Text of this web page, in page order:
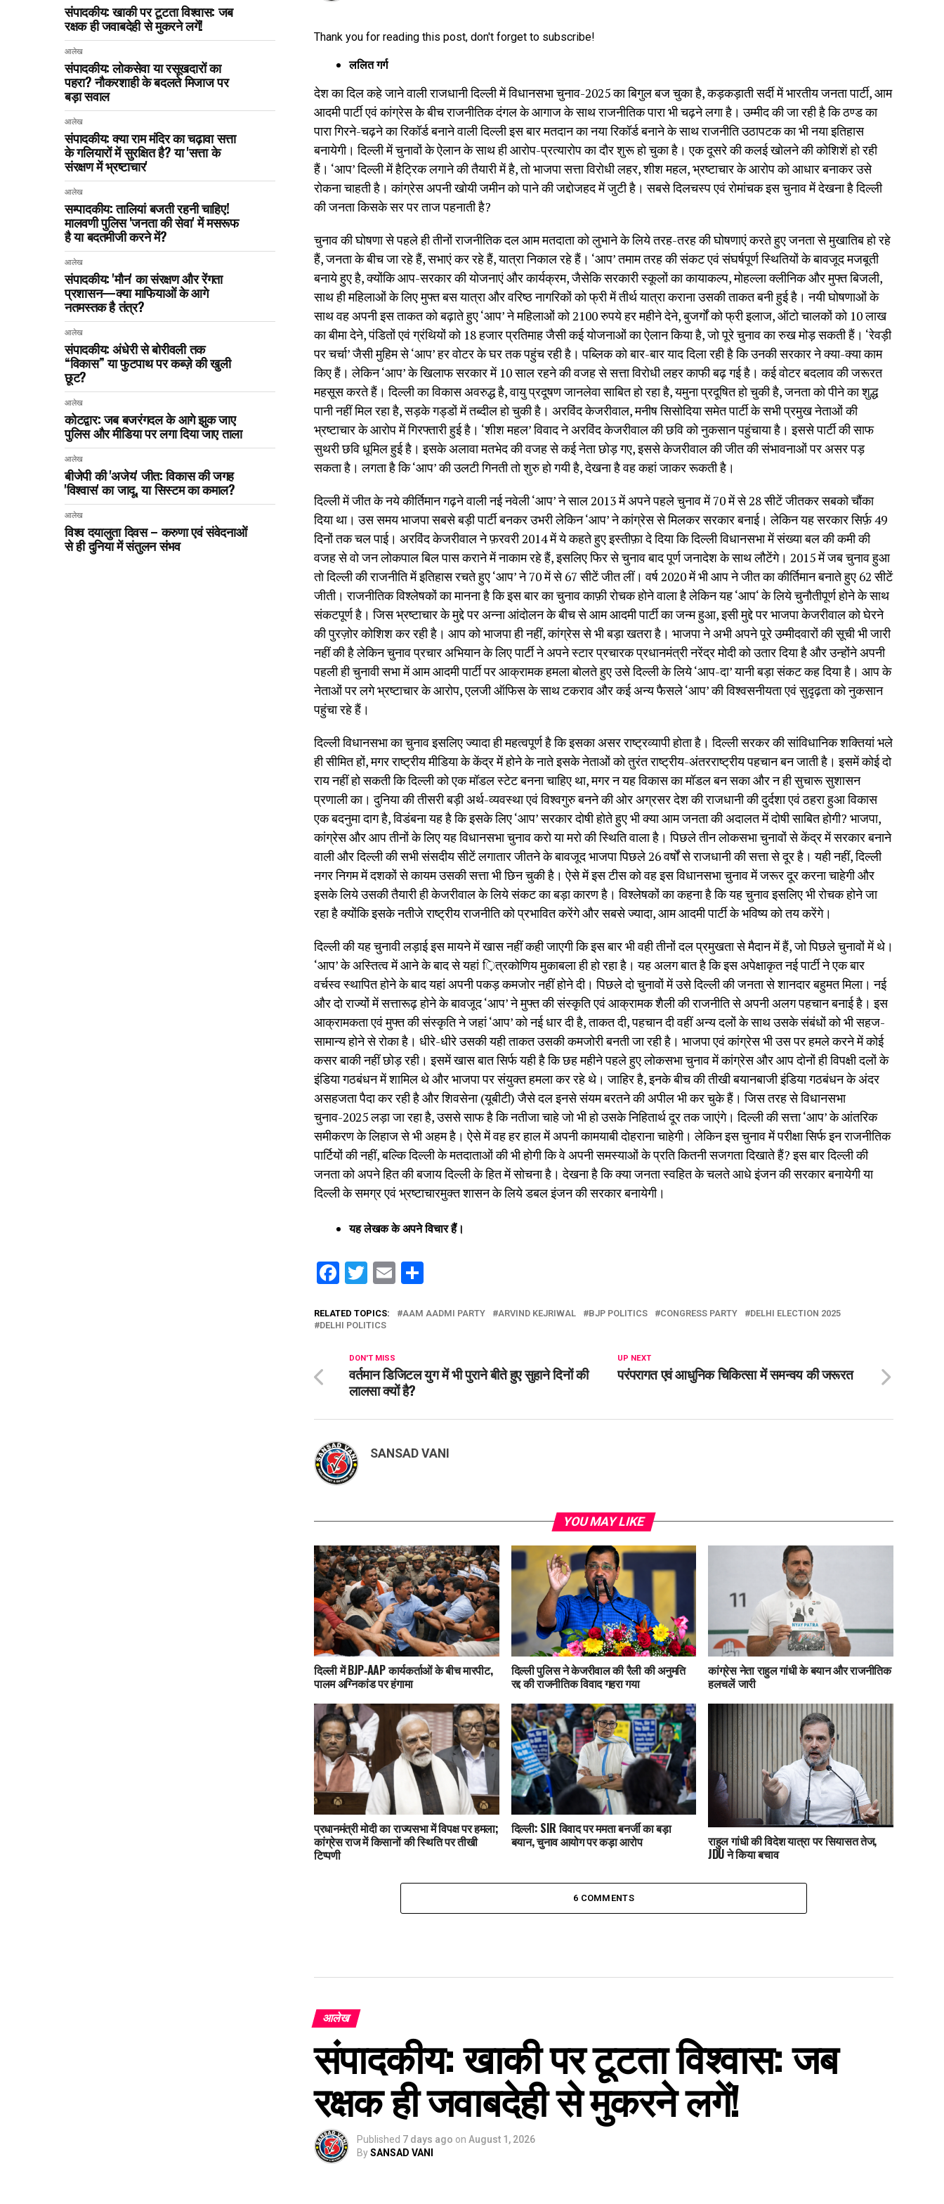
संपादकीय: खाकी पर टूटता विश्वास: जब
रक्षक ही जवाबदेही से मुकरने लगें!
आलेख
संपादकीय: लोकसेवा या रसूखदारों का
पहरा? नौकरशाही के बदलते मिजाज पर
बड़ा सवाल
आलेख
संपादकीय: क्या राम मंदिर का चढ़ावा सत्ता
के गलियारों में सुरक्षित है? या 'सत्ता के
संरक्षण में भ्रष्टाचार'
आलेख
सम्पादकीय: तालियां बजती रहनी चाहिए!
मालवणी पुलिस 'जनता की सेवा' में मसरूफ
है या बदतमीजी करने में?
आलेख
संपादकीय: 'मौन' का संरक्षण और रेंगता
प्रशासन—क्या माफियाओं के आगे
नतमस्तक है तंत्र?
आलेख
संपादकीय: अंधेरी से बोरीवली तक
“विकास” या फुटपाथ पर कब्ज़े की खुली
छूट?
आलेख
कोटद्वार: जब बजरंगदल के आगे झुक जाए
पुलिस और मीडिया पर लगा दिया जाए ताला
आलेख
बीजेपी की 'अजेय' जीत: विकास की जगह
'विश्वास' का जादू, या सिस्टम का कमाल?
आलेख
विश्व दयालुता दिवस – करुणा एवं संवेदनाओं
से ही दुनिया में संतुलन संभव
Thank you for reading this post, don't forget to subscribe!
ललित गर्ग
देश का दिल कहे जाने वाली राजधानी दिल्ली में विधानसभा चुनाव-2025 का बिगुल बज चुका है, कड़कड़ाती सर्दी में भारतीय जनता पार्टी, आम
आदमी पार्टी एवं कांग्रेस केे बीच राजनीतिक दंगल के आगाज के साथ राजनीतिक पारा भी चढ़ने लगा है। उम्मीद की जा रही है कि ठण्ड का
पारा गिरने-चढ़ने का रिकॉर्ड बनाने वाली दिल्ली इस बार मतदान का नया रिकॉर्ड बनाने के साथ राजनीति उठापटक का भी नया इतिहास
बनायेगी। दिल्ली में चुनावों के ऐलान के साथ ही आरोप-प्रत्यारोप का दौर शुरू हो चुका है। एक दूसरे की कलई खोलने की कोशिशें हो रही
हैं। ‘आप’ दिल्ली में हैट्रिक लगाने की तैयारी में है, तो भाजपा सत्ता विरोधी लहर, शीश महल, भ्रष्टाचार के आरोप को आधार बनाकर उसे
रोकना चाहती है। कांग्रेस अपनी खोयी जमीन को पाने की जद्दोजहद में जुटी है। सबसे दिलचस्प एवं रोमांचक इस चुनाव में देखना है दिल्ली
की जनता किसके सर पर ताज पहनाती है?
चुनाव की घोषणा से पहले ही तीनों राजनीतिक दल आम मतदाता को लुभाने के लिये तरह-तरह की घोषणाएं करते हुए जनता से मुखातिब हो रहे
हैं, जनता के बीच जा रहे हैं, सभाएं कर रहे हैं, यात्रा निकाल रहे हैं। ‘आप’ तमाम तरह की संकट एवं संघर्षपूर्ण स्थितियों के बावजूद मजबूती
बनाये हुए है, क्योंकि आप-सरकार की योजनाएं और कार्यक्रम, जैसेकि सरकारी स्कूलों का कायाकल्प, मोहल्ला क्लीनिक और मुफ्त बिजली,
साथ ही महिलाओं के लिए मुफ्त बस यात्रा और वरिष्ठ नागरिकों को फ्री में तीर्थ यात्रा कराना उसकी ताकत बनी हुई है। नयी घोषणाओं के
साथ वह अपनी इस ताकत को बढ़ाते हुए ‘आप’ ने महिलाओं को 2100 रुपये हर महीने देने, बुजर्गों को फ्री इलाज, ऑटो चालकों को 10 लाख
का बीमा देने, पंडितों एवं ग्रंथियों को 18 हजार प्रतिमाह जैसी कई योजनाओं का ऐलान किया है, जो पूरे चुनाव का रुख मोड़ सकती हैं। ‘रेवड़ी
पर चर्चा’ जैसी मुहिम से ‘आप’ हर वोटर के घर तक पहुंच रही है। पब्लिक को बार-बार याद दिला रही है कि उनकी सरकार ने क्या-क्या काम
किए हैं। लेकिन ‘आप’ के खिलाफ सरकार में 10 साल रहने की वजह से सत्ता विरोधी लहर काफी बढ़ गई है। कई वोटर बदलाव की जरूरत
महसूस करते हैं। दिल्ली का विकास अवरुद्ध है, वायु प्रदूषण जानलेवा साबित हो रहा है, यमुना प्रदूषित हो चुकी है, जनता को पीने का शुद्ध
पानी नहीं मिल रहा है, सड़के गड्डों में तब्दील हो चुकी है। अरविंद केजरीवाल, मनीष सिसोदिया समेत पार्टी के सभी प्रमुख नेताओं की
भ्रष्टाचार के आरोप में गिरफ्तारी हुई है। ‘शीश महल’ विवाद ने अरविंद केजरीवाल की छवि को नुकसान पहुंचाया है। इससे पार्टी की साफ
सुथरी छवि धूमिल हुई है। इसके अलावा मतभेद की वजह से कई नेता छोड़ गए, इससे केजरीवाल की जीत की संभावनाओं पर असर पड़
सकता है। लगता है कि ‘आप’ की उलटी गिनती तो शुरु हो गयी है, देखना है वह कहां जाकर रूकती है।
दिल्ली में जीत के नये कीर्तिमान गढ़ने वाली नई नवेली ‘आप’ ने साल 2013 में अपने पहले चुनाव में 70 में से 28 सीटें जीतकर सबको चौंका
दिया था। उस समय भाजपा सबसे बड़ी पार्टी बनकर उभरी लेकिन ‘आप’ ने कांग्रेस से मिलकर सरकार बनाई। लेकिन यह सरकार सिर्फ़ 49
दिनों तक चल पाई। अरविंद केजरीवाल ने फ़रवरी 2014 में ये कहते हुए इस्तीफ़ा दे दिया कि दिल्ली विधानसभा में संख्या बल की कमी की
वजह से वो जन लोकपाल बिल पास कराने में नाकाम रहे हैं, इसलिए फिर से चुनाव बाद पूर्ण जनादेश के साथ लौटेंगे। 2015 में जब चुनाव हुआ
तो दिल्ली की राजनीति में इतिहास रचते हुए ‘आप’ ने 70 में से 67 सीटें जीत लीं। वर्ष 2020 में भी आप ने जीत का कीर्तिमान बनाते हुए 62 सीटें
जीती। राजनीतिक विश्लेषकों का मानना है कि इस बार का चुनाव काफ़ी रोचक होने वाला है लेकिन यह ‘आप‘ के लिये चुनौतीपूर्ण होने के साथ
संकटपूर्ण है। जिस भ्रष्टाचार के मुद्दे पर अन्ना आंदोलन के बीच से आम आदमी पार्टी का जन्म हुआ, इसी मुद्दे पर भाजपा केजरीवाल को घेरने
की पुरज़ोर कोशिश कर रही है। आप को भाजपा ही नहीं, कांग्रेस से भी बड़ा खतरा है। भाजपा ने अभी अपने पूरे उम्मीदवारों की सूची भी जारी
नहीं की है लेकिन चुनाव प्रचार अभियान के लिए पार्टी ने अपने स्टार प्रचारक प्रधानमंत्री नरेंद्र मोदी को उतार दिया है और उन्होंने अपनी
पहली ही चुनावी सभा में आम आदमी पार्टी पर आक्रामक हमला बोलते हुए उसे दिल्ली के लिये ‘आप-दा’ यानी बड़ा संकट कह दिया है। आप के
नेताओं पर लगे भ्रष्टाचार के आरोप, एलजी ऑफिस के साथ टकराव और कई अन्य फैसले ‘आप’ की विश्वसनीयता एवं सुदृढ़ता को नुकसान
पहुंचा रहे हैं।
दिल्ली विधानसभा का चुनाव इसलिए ज्यादा ही महत्वपूर्ण है कि इसका असर राष्ट्रव्यापी होता है। दिल्ली सरकर की सांविधानिक शक्तियां भले
ही सीमित हों, मगर राष्ट्रीय मीडिया के केंद्र में होने के नाते इसके नेताओं को तुरंत राष्ट्रीय-अंतरराष्ट्रीय पहचान बन जाती है। इसमें कोई दो
राय नहीं हो सकती कि दिल्ली को एक मॉडल स्टेट बनना चाहिए था, मगर न यह विकास का मॉडल बन सका और न ही सुचारू सुशासन
प्रणाली का। दुनिया की तीसरी बड़ी अर्थ-व्यवस्था एवं विश्वगुरु बनने की ओर अग्रसर देश की राजधानी की दुर्दशा एवं ठहरा हुआ विकास
एक बदनुमा दाग है, विडंबना यह है कि इसके लिए ‘आप’ सरकार दोषी होते हुए भी क्या आम जनता की अदालत में दोषी साबित होगी? भाजपा,
कांग्रेस और आप तीनों के लिए यह विधानसभा चुनाव करो या मरो की स्थिति वाला है। पिछले तीन लोकसभा चुनावों से केंद्र में सरकार बनाने
वाली और दिल्ली की सभी संसदीय सीटें लगातार जीतने के बावजूद भाजपा पिछले 26 वर्षों से राजधानी की सत्ता से दूर है। यही नहीं, दिल्ली
नगर निगम में दशकों से कायम उसकी सत्ता भी छिन चुकी है। ऐसे में इस टीस को वह इस विधानसभा चुनाव में जरूर दूर करना चाहेगी और
इसके लिये उसकी तैयारी ही केजरीवाल के लिये संकट का बड़ा कारण है। विश्लेषकों का कहना है कि यह चुनाव इसलिए भी रोचक होने जा
रहा है क्योंकि इसके नतीजे राष्ट्रीय राजनीति को प्रभावित करेंगे और सबसे ज्यादा, आम आदमी पार्टी के भविष्य को तय करेंगे।
दिल्ली की यह चुनावी लड़ाई इस मायने में खास नहीं कही जाएगी कि इस बार भी वही तीनों दल प्रमुखता से मैदान में हैं, जो पिछले चुनावों में थे।
‘आप’ के अस्तित्व में आने के बाद से यहां ़ित्रकोणिय मुकाबला ही हो रहा है। यह अलग बात है कि इस अपेक्षाकृत नई पार्टी ने एक बार
वर्चस्व स्थापित होने के बाद यहां अपनी पकड़ कमजोर नहीं होने दी। पिछले दो चुनावों में उसे दिल्ली की जनता से शानदार बहुमत मिला। नई
और दो राज्यों में सत्तारूढ़ होने के बावजूद ‘आप’ ने मुफ्त की संस्कृति एवं आक्रामक शैली की राजनीति से अपनी अलग पहचान बनाई है। इस
आक्रामकता एवं मुफ्त की संस्कृति ने जहां ‘आप’ को नई धार दी है, ताकत दी, पहचान दी वहीं अन्य दलों के साथ उसके संबंधों को भी सहज-
सामान्य होने से रोका है। धीरे-धीरे उसकी यही ताकत उसकी कमजोरी बनती जा रही है। भाजपा एवं कांग्रेस भी उस पर हमले करने में कोई
कसर बाकी नहीं छोड़ रही। इसमें खास बात सिर्फ यही है कि छह महीने पहले हुए लोकसभा चुनाव में कांग्रेस और आप दोनों ही विपक्षी दलों के
इंडिया गठबंधन में शामिल थे और भाजपा पर संयुक्त हमला कर रहे थे। जाहिर है, इनके बीच की तीखी बयानबाजी इंडिया गठबंधन के अंदर
असहजता पैदा कर रही है और शिवसेना (यूबीटी) जैसे दल इनसे संयम बरतने की अपील भी कर चुके हैं। जिस तरह से विधानसभा
चुनाव-2025 लड़ा जा रहा है, उससे साफ है कि नतीजा चाहे जो भी हो उसके निहितार्थ दूर तक जाएंगे। दिल्ली की सत्ता ‘आप’ के आंतरिक
समीकरण के लिहाज से भी अहम है। ऐसे में वह हर हाल में अपनी कामयाबी दोहराना चाहेगी। लेकिन इस चुनाव में परीक्षा सिर्फ इन राजनीतिक
पार्टियों की नहीं, बल्कि दिल्ली के मतदाताओं की भी होगी कि वे अपनी समस्याओं के प्रति कितनी सजगता दिखाते हैं? इस बार दिल्ली की
जनता को अपने हित की बजाय दिल्ली के हित में सोचना है। देखना है कि क्या जनता स्वहित के चलते आधे इंजन की सरकार बनायेगी या
दिल्ली के समग्र एवं भ्रष्टाचारमुक्त शासन के लिये डबल इंजन की सरकार बनायेगी।
यह लेखक के अपने विचार हैं।
Facebook
Twitter
Email
RELATED TOPICS: AAM AADMI PARTY ARVIND KEJRIWAL BJP POLITICS CONGRESS PARTY
DELHI ELECTION 2025
DELHI POLITICS
UP NEXT
परंपरागत एवं आधुनिक चिकित्सा में समन्वय की जरूरत
DON'T MISS
वर्तमान डिजिटल युग में भी पुराने बीते हुए सुहाने दिनों की
लालसा क्यों है?
SANSAD VANI
YOU MAY LIKE
दिल्ली में BJP‑AAP कार्यकर्ताओं के बीच मारपीट,
पालम अग्निकांड पर हंगामा
दिल्ली पुलिस ने केजरीवाल की रैली की अनुमति
रद्द की राजनीतिक विवाद गहरा गया
कांग्रेस नेता राहुल गांधी के बयान और राजनीतिक
हलचलें जारी
प्रधानमंत्री मोदी का राज्यसभा में विपक्ष पर हमला;
कांग्रेस राज में किसानों की स्थिति पर तीखी
टिप्पणी
दिल्ली: SIR विवाद पर ममता बनर्जी का बड़ा
बयान, चुनाव आयोग पर कड़ा आरोप राहुल गांधी की विदेश यात्रा पर सियासत तेज,
JDU ने किया बचाव
6 COMMENTS
आलेख
संपादकीय: खाकी पर टूटता विश्वास: जब
रक्षक ही जवाबदेही से मुकरने लगें!
Published 7 days ago on August 1, 2026
BySANSAD VANI